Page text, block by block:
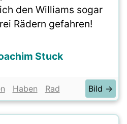
den Williams sogar
Rädern gefahren!
Stuck
Haben Rad Bild →